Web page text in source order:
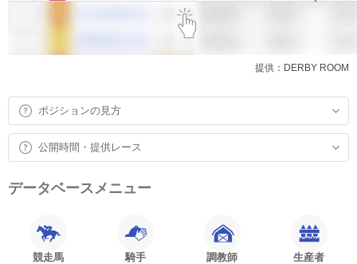
提供：DERBY ROOM
ポジションの見方
公開時間・提供レース
データベースメニュー
競走馬 騎手 調教師 生産者